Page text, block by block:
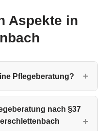
Aspekte in
Pflegeberatung?
nach §37